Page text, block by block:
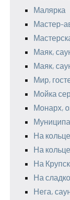
Малярка
Мастер-
Маяк,
Маяк,
Мир,
Мойка
Монарх,
На
На
На
На
Нега,